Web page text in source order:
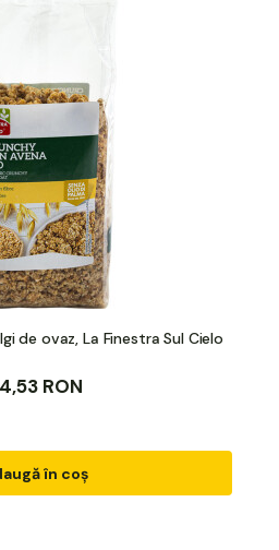
de ovaz, La Finestra Sul Cielo
RON
în coș